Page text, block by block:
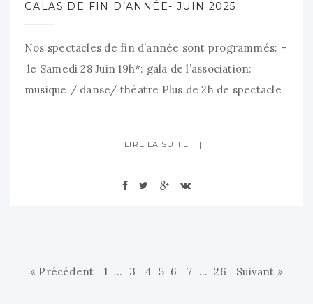
GALAS DE FIN D’ANNÉE- JUIN 2025
Nos spectacles de fin d’année sont programmés: –
le Samedi 28 Juin 19h*: gala de l’association:
musique / danse/ théatre Plus de 2h de spectacle
(sans réservation) – Gratuit – le Dimanche 29
LIRE LA SUITE
« Précédent 1 … 3 4 5 6 7 … 26 Suivant »